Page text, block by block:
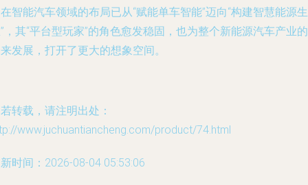
智能汽车领域的布局已从“赋能单车智能”迈向“构建智慧能源生
，其“平台型玩家”的角色愈发稳固，也为整个新能源汽车产业的
发展，打开了更大的想象空间。
转载，请注明出处：
www.juchuantiancheng.com/product/74.html
时间：2026-08-04 05:53:06